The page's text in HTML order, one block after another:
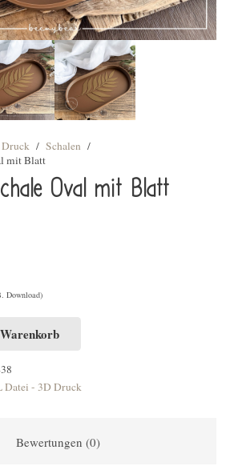
/ Schalen /
mit Blatt
Oval mit Blatt
Download)
Datei - 3D Druck
Bewertungen (0)